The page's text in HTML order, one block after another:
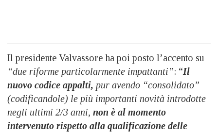
Il presidente Valvassore ha poi posto l’accento su
“due riforme particolarmente impattanti”: “Il
nuovo codice appalti, pur avendo “consolidato”
(codificandole) le più importanti novità introdotte
negli ultimi 2/3 anni, non è al momento
intervenuto rispetto alla qualificazione delle